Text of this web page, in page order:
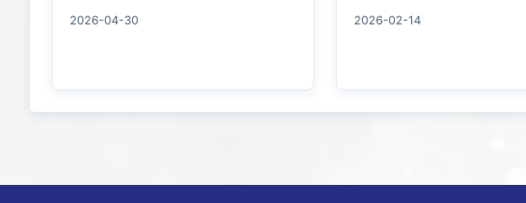
2026-04-30 2026-02-14